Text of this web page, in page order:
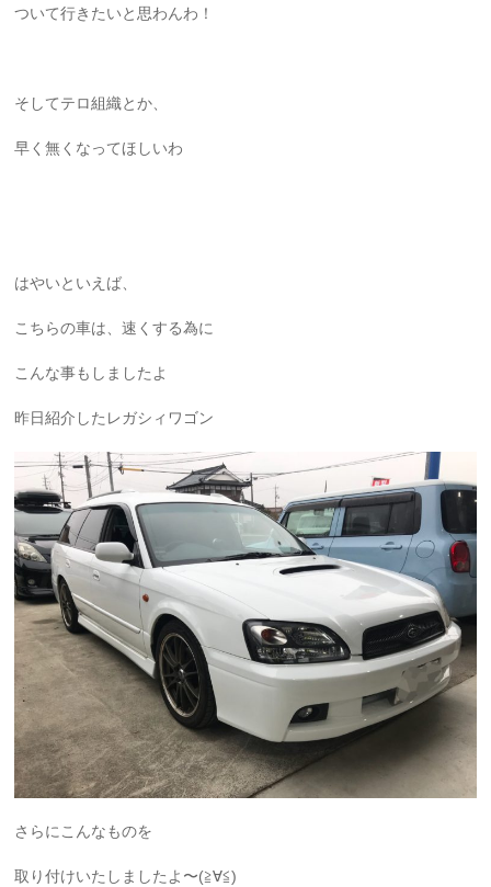
ついて行きたいと思わんわ！
そしてテロ組織とか、
早く無くなってほしいわ
はやいといえば、
こちらの車は、速くする為に
こんな事もしましたよ
昨日紹介したレガシィワゴン
さらにこんなものを
取り付けいたしましたよ〜(≧∀≦)